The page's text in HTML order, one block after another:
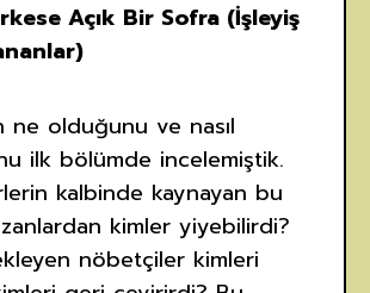
Açık Bir Sofra (İşleyiş
ne olduğunu ve nasıl
ilk bölümde incelemiştik.
kalbinde kaynayan bu
kimler yiyebilirdi?
nöbetçiler kimleri